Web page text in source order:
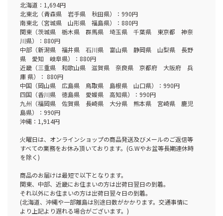
北海道：1,694円
北東北（青森県 岩手県 秋田県）：990円
南東北（宮城県 山形県 福島県）：880円
関東（茨城県 栃木県 群馬県 埼玉県 千葉県 東京都 神奈
川県）：880円
中部（新潟県 福井県 石川県 富山県 静岡県 山梨県 長野
県 愛知 岐阜県）：880円
近畿（三重県 和歌山県 滋賀県 奈良県 京都府 大阪府 兵
庫 県）： 880円
中国（岡山県 広島県 鳥取県 島根県 山口県）：990円
四国（香川県 徳島県 愛媛県 高知県）：990円
九州（福岡県 佐賀県 長崎県 大分県 熊本県 宮崎県 鹿児
島県）：990円
沖縄：1,914円
火曜日は、オンラインショップの商品発送及びメールのご返信等
すべての業務をお休み頂いております。(G.Wやお盆等長期連休時
を除く)
商品のお届けは最短で以下となります。
関東、中部、近畿にお住まいの方は出荷日翌日の到着。
それ以外にお住まいの方は出荷日翌々日の到着。
(北海道、沖縄や一部離島は別途日数がかかります。交通事情に
より上記より遅れる場合がございます。)